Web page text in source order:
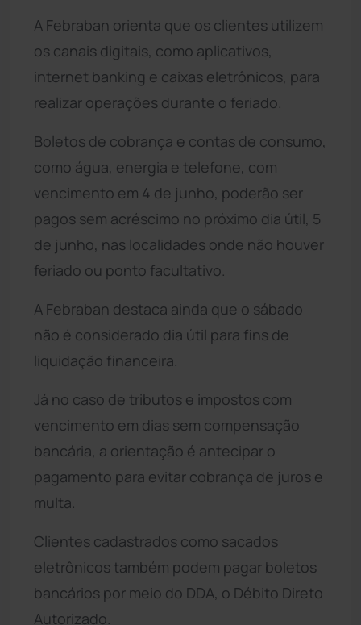
A Febraban orienta que os clientes utilizem
os canais digitais, como aplicativos,
internet banking e caixas eletrônicos, para
realizar operações durante o feriado.
Boletos de cobrança e contas de consumo,
como água, energia e telefone, com
vencimento em 4 de junho, poderão ser
pagos sem acréscimo no próximo dia útil, 5
de junho, nas localidades onde não houver
feriado ou ponto facultativo.
A Febraban destaca ainda que o sábado
não é considerado dia útil para fins de
liquidação financeira.
Já no caso de tributos e impostos com
vencimento em dias sem compensação
bancária, a orientação é antecipar o
pagamento para evitar cobrança de juros e
multa.
Clientes cadastrados como sacados
eletrônicos também podem pagar boletos
bancários por meio do DDA, o Débito Direto
Autorizado.